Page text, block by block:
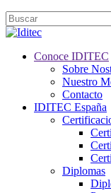
Conoce IDITEC
Sobre
Nuestro
Contacto
IDITEC España
Diplomas